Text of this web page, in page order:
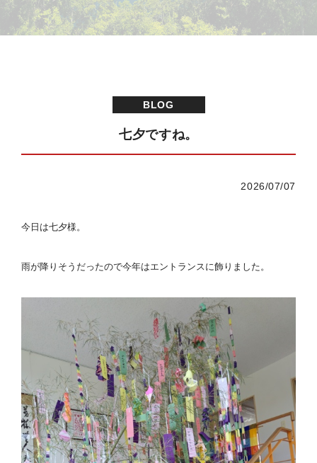
BLOG
七夕ですね。
2026/07/07
今日は七夕様。
雨が降りそうだったので今年はエントランスに飾りました。